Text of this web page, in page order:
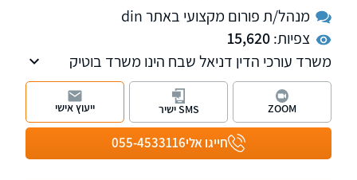
מנהל/ת פורום מקצועי באתר din
צפיות:15,620
משרד עורכי הדין דניאל שבח הינו משרד בוטיק
מוביל בתחומו, עם ניסיון של 31 שנה בייצוג לקוחות
פרטיים בתביעות ביטוח, נזיקין וזכויות רפואיות.
המשרד מתגאה במחויבותו להבטיח את הפיצוי
המקסימלי האפשרי עבור לקוחותיו. עו"ד דניאל
שבח, בוגר קורס חובלים וקצין בכיר במילואים,
חייגו אלי055-4533116
ZOOM SMS ישיר ייעוץ אישי